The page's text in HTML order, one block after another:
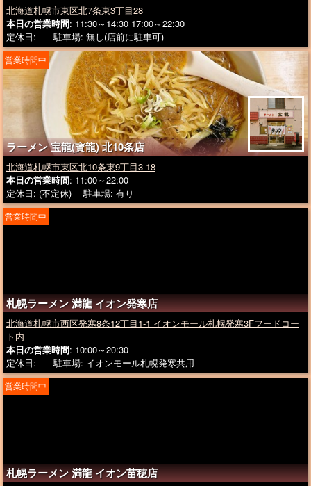
北海道札幌市東区北7条東3丁目28
本日の営業時間: 11:30～14:30 17:00～22:30
定休日: - 駐車場: 無し(店前に駐車可)
ラーメン 宝龍(寳龍) 北10条店
営業時間中
北海道札幌市東区北10条東9丁目3-18
本日の営業時間: 11:00～22:00
定休日: (不定休) 駐車場: 有り
札幌ラーメン 満龍 イオン発寒店
営業時間中
北海道札幌市西区発寒8条12丁目1-1 イオンモール札幌発寒3Fフードコー
ト内
本日の営業時間: 10:00～20:30
定休日: - 駐車場: イオンモール札幌発寒共用
札幌ラーメン 満龍 イオン苗穂店
営業時間中